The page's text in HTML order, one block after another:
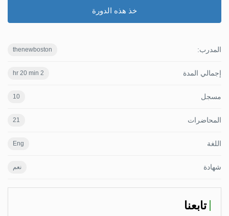
خذ هذه الدورة
المدرب: thenewboston
إجمالي المدة 2 hr 20 min
مسجل 10
المحاضرات 21
اللغة Eng
شهادة نعم
تابعنا